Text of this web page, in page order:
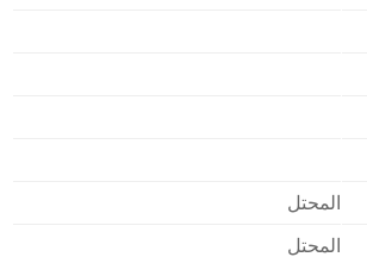
المحتل
المحتل